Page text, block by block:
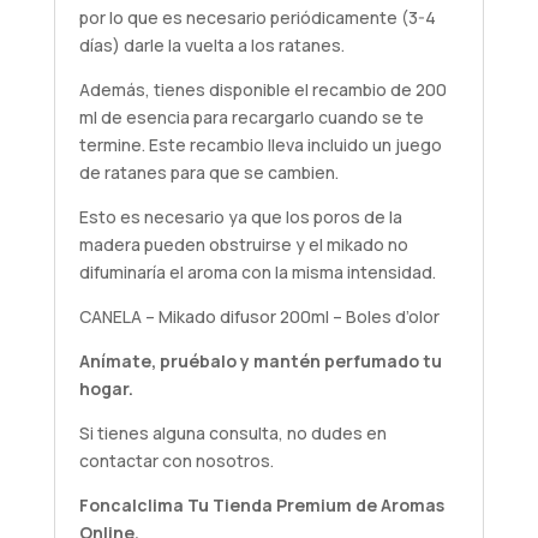
por lo que es necesario periódicamente (3-4
días) darle la vuelta a los ratanes.
Además, tienes disponible el recambio de 200
ml de esencia para recargarlo cuando se te
termine. Este recambio lleva incluido un juego
de ratanes para que se cambien.
Esto es necesario ya que los poros de la
madera pueden obstruirse y el mikado no
difuminaría el aroma con la misma intensidad.
CANELA – Mikado difusor 200ml – Boles d’olor
Anímate, pruébaloy mantén perfumado tu
hogar.
Si tienes alguna consulta, no dudes en
contactar con nosotros.
Foncalclima Tu Tienda Premium de Aromas
Online.